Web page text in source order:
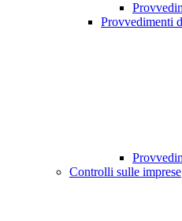
Provvedimenti
Controlli sulle imprese